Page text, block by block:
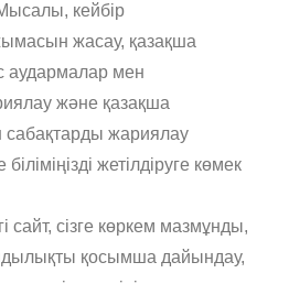
кейбір
жасау, қазақша
аудармалар мен
және қазақша
сабақтарды жариялау
жетілдіруге көмек
сайт, сізге көркем мазмұнды,
қосымша дайындау,